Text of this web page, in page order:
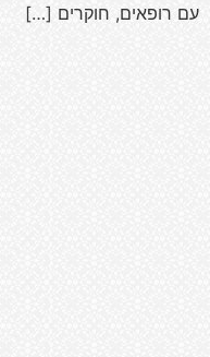
עם רופאים, חוקרים […]